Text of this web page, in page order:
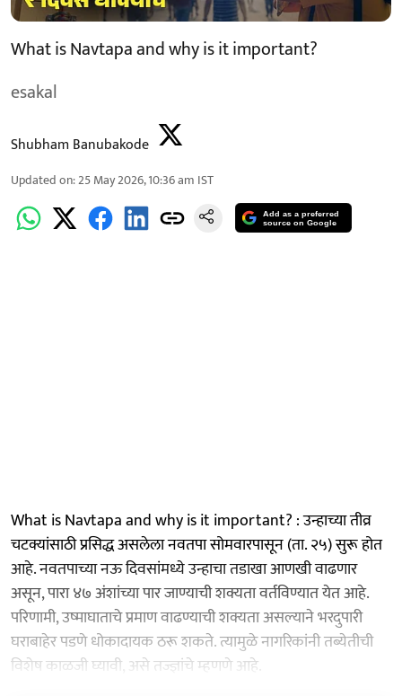
What is Navtapa and why is it important?
esakal
Shubham Banubakode
Updated on:25 May 2026, 10:36 am IST
Add as a preferred
source on Google
What is Navtapa and why is it important? : उन्हाच्या तीव्र
चटक्यांसाठी प्रसिद्ध असलेला नवतपा सोमवारपासून (ता. २५) सुरू होत
आहे. नवतपाच्या नऊ दिवसांमध्ये उन्हाचा तडाखा आणखी वाढणार
असून, पारा ४७ अंशांच्या पार जाण्याची शक्यता वर्तविण्यात येत आहे.
परिणामी, उष्माघाताचे प्रमाण वाढण्याची शक्यता असल्याने भरदुपारी
घराबाहेर पडणे धोकादायक ठरू शकते. त्यामुळे नागरिकांनी तब्येतीची
विशेष काळजी घ्यावी, असे तज्ज्ञांचे म्हणणे आहे.